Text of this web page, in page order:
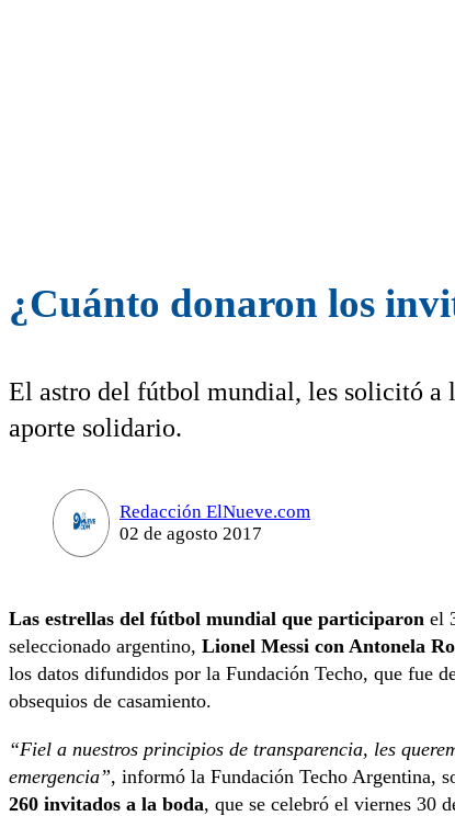
¿Cuánto donaron los
El astro del fútbol mundial, les solicitó a
aporte solidario.
Redacción ElNueve.com
02 de agosto 2017
Las estrellas del fútbol mundial que participaron el
seleccionado argentino, Lionel Messi con Antonela
los datos difundidos por la Fundación Techo, que fue
obsequios de casamiento.
“Fiel a nuestros principios de transparencia, les
emergencia”, informó la Fundación Techo Argentina,
260 invitados a la boda, que se celebró el viernes 30